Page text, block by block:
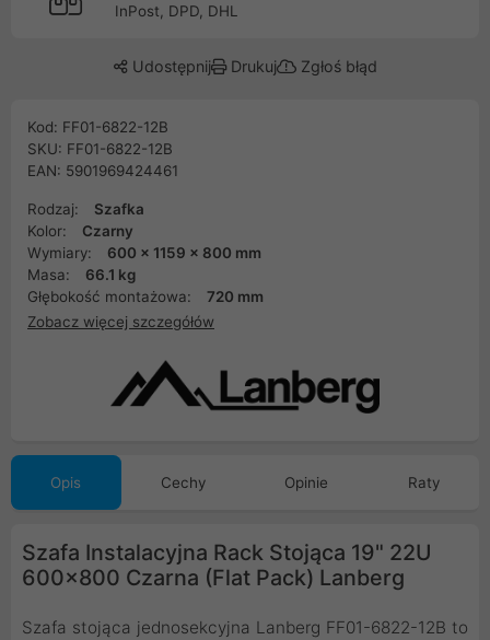
InPost, DPD, DHL
Udostępnij Drukuj Zgłoś błąd
Kod: FF01-6822-12B
SKU: FF01-6822-12B
EAN: 5901969424461
Rodzaj:
Szafka
Kolor:
Czarny
Wymiary:
600 x 1159 x 800 mm
Masa:
66.1 kg
Głębokość montażowa:
720 mm
Zobacz więcej szczegółów
Opis Cechy Opinie Raty
Szafa Instalacyjna Rack Stojąca 19" 22U
600x800 Czarna (Flat Pack) Lanberg
Szafa stojąca jednosekcyjna Lanberg FF01-6822-12B to